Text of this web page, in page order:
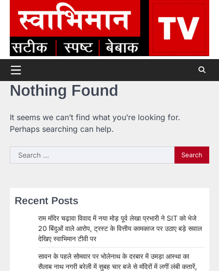
content
Nothing Found
It seems we can’t find what you’re looking for.
Perhaps searching can help.
Search
for:
Recent Posts
राम मंदिर चढ़ावा विवाद में नया मोड़ पूर्व लेखा प्रभारी ने SIT को भेजे
20 बिंदुओं वाले आरोप, ट्रस्ट के वित्तीय कामकाज पर उठाए बड़े सवाल
देखिए स्वाभिमान टीवी पर
सावन के पहले सोमवार पर भोलेनाथ के दरबार में उमड़ा आस्था का
सैलाब नाथ नगरी बरेली में सुबह चार बजे से मंदिरों में लगीं लंबी कतारें,